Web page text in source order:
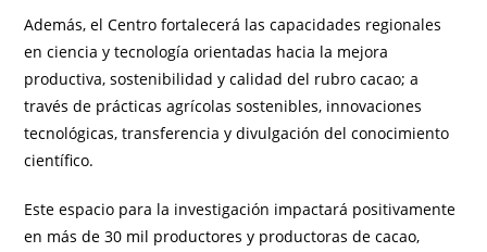
Además, el Centro fortalecerá las capacidades regionales
en ciencia y tecnología orientadas hacia la mejora
productiva, sostenibilidad y calidad del rubro cacao; a
través de prácticas agrícolas sostenibles, innovaciones
tecnológicas, transferencia y divulgación del conocimiento
científico.
Este espacio para la investigación impactará positivamente
en más de 30 mil productores y productoras de cacao,